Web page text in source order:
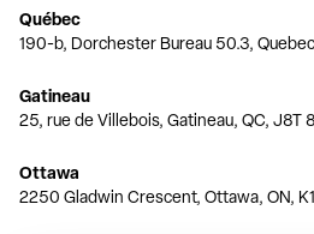
Québec
190-b, Dorchester Bureau 50.3,
Gatineau
25, rue de Villebois, Gatineau, QC, J8T
Ottawa
2250 Gladwin Crescent, Ottawa, ON,